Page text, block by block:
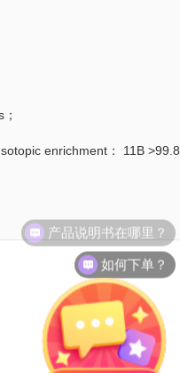
enrichment： 11B
产品说明书在哪里？
如何下单？